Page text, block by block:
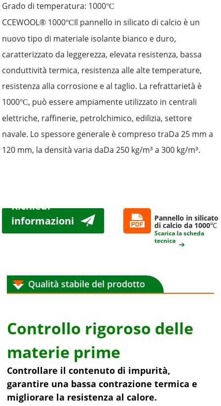
Grado di temperatura: 1000°C
CCEWOOL® 1000°CIl pannello in silicato di calcio è un
nuovo tipo di materiale isolante bianco e duro,
caratterizzato da leggerezza, elevata resistenza, bassa
conduttività termica, resistenza alle alte temperature,
resistenza alla corrosione e al taglio. La refrattarietà è
1000°C, può essere ampiamente utilizzato in centrali
elettriche, raffinerie, petrolchimico, edilizia, settore
navale. Lo spessore generale è compreso traDa 25 mm a
120 mm, la densità varia daDa 250 kg/m³ a 300 kg/m³.
Richiedi
informazioni
ora
Pannello in silicato
di calcio da 1000℃
Scarica la scheda
tecnica
Qualità stabile del prodotto
Controllo rigoroso delle
materie prime
Controllare il contenuto di impurità,
garantire una bassa contrazione termica e
migliorare la resistenza al calore.